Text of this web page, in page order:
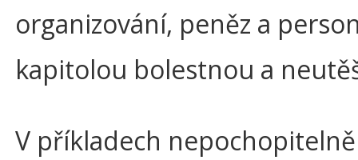
organizování, peněz a
kapitolou bolestnou a
V příkladech nepochopitelně